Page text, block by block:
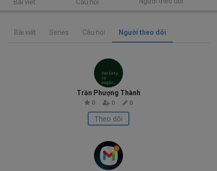
Bài viết Series Câu hỏi Người theo dõi
Trần Phượng Thành
0 0 0
Theo dõi
Bài viết Câu hỏi